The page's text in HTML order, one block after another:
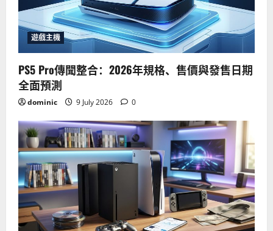
遊戲主機
PS5 Pro傳聞整合：2026年規格、售價與發售日期
全面預測
dominic 9 July 2026 0